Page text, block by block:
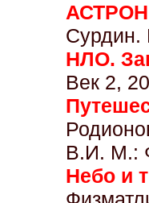
Сурдин.
НЛО.
Век 2,
В.И. М.:
Небо и